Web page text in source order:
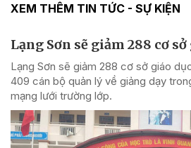
XEM THÊM TIN TỨC - SỰ KIỆN
Lạng Sơn sẽ giảm 288 cơ
Lạng Sơn sẽ giảm 288 cơ sở giáo
409 cán bộ quản lý về giảng dạy
mạng lưới trường lớp.